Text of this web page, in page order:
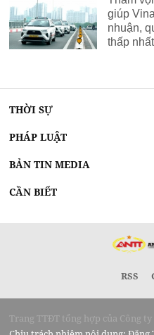
giúp
nhuận,
thấp
THỜI SỰ
PHÁP LUẬT
BẢN TIN MEDIA
CẦN BIẾT
RSS
Trang TTĐT tổng hợp của Công